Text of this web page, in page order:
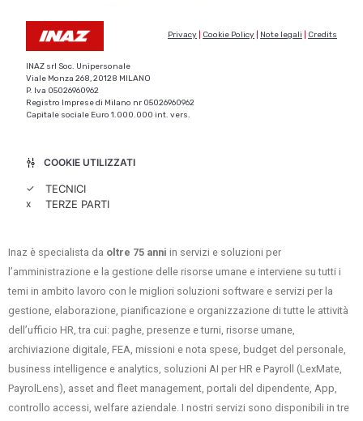
Privacy Cookie Policy Note legali Credits
INAZ srl Soc. Unipersonale
Viale Monza 268, 20128 MILANO
P. Iva 05026960962
Registro Imprese di Milano nr 05026960962
Capitale sociale Euro 1.000.000 int. vers.
COOKIE UTILIZZATI
✓ TECNICI
x TERZE PARTI
Inaz è specialista da oltre 75 anni in servizi e soluzioni per
l’amministrazione e la gestione delle risorse umane e interviene su tutti i
temi in ambito lavoro con le migliori soluzioni software e servizi per la
gestione, elaborazione, pianificazione e organizzazione di tutte le attività
dell’ufficio HR, tra cui: paghe, presenze e turni, risorse umane,
archiviazione digitale, FEA, missioni e nota spese, budget del personale,
business intelligence e analytics, soluzioni AI per HR e Payroll (LexMate,
PayrolLens), asset and fleet management, portali del dipendente, App,
controllo accessi, welfare aziendale. I nostri servizi sono disponibili in tre